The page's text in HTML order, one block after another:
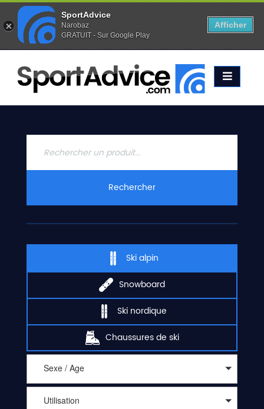
Favoris (0) Alertes (0)
ACCUEIL
SKIS
2020
CONTACT
Rechercher
Ski alpin
Snowboard
Ski nordique
Chaussures de ski
Sexe / Age
Utilisation
SportAdvice
Narobaz
GRATUIT - Sur Google Play
Afficher